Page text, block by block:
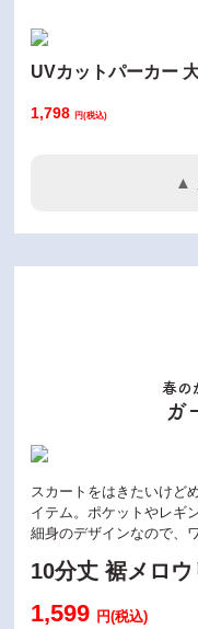
UVカットパーカー
1,798円(税込)
▲
春の
ガ
スカートをはきたいけど
イテム。ポケットやレギ
細身のデザインなので、
10分丈 裾メロ
1,599 円(税込)